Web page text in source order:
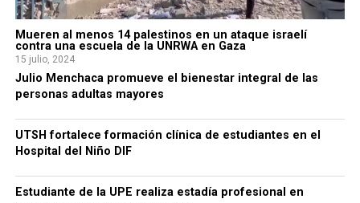
Mueren al menos 14 palestinos en un ataque israelí
contra una escuela de la UNRWA en Gaza
15 julio, 2024
Julio Menchaca promueve el bienestar integral de las
personas adultas mayores
UTSH fortalece formación clínica de estudiantes en el
Hospital del Niño DIF
Estudiante de la UPE realiza estadía profesional en